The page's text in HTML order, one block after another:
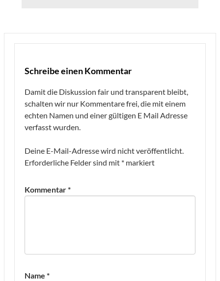
Schreibe einen Kommentar
Damit die Diskussion fair und transparent bleibt,
schalten wir nur Kommentare frei, die mit einem
echten Namen und einer gültigen E Mail Adresse
verfasst wurden.
Deine E-Mail-Adresse wird nicht veröffentlicht.
Erforderliche Felder sind mit * markiert
Kommentar*
Name *